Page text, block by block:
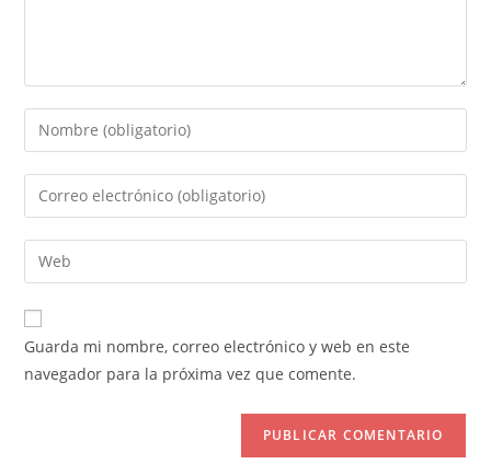
Introduce
tu
nombre
de
usuario
para
comentar
Introduce
tu
dirección
de
electrónico
para
comentar
Introduce
la
URL
de
Guarda mi nombre, correo electrónico y web en este
navegador para la próxima vez que comente.